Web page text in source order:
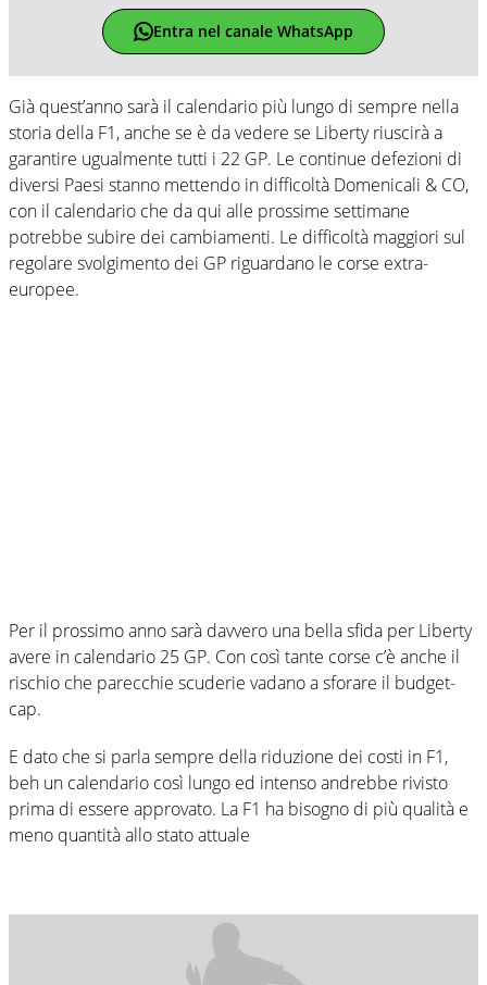
Entra nel canale WhatsApp
Già quest’anno sarà il calendario più lungo di sempre nella
storia della F1, anche se è da vedere se Liberty riuscirà a
garantire ugualmente tutti i 22 GP. Le continue defezioni di
diversi Paesi stanno mettendo in difficoltà Domenicali & CO,
con il calendario che da qui alle prossime settimane
potrebbe subire dei cambiamenti. Le difficoltà maggiori sul
regolare svolgimento dei GP riguardano le corse extra-
europee.
Per il prossimo anno sarà davvero una bella sfida per Liberty
avere in calendario 25 GP. Con così tante corse c’è anche il
rischio che parecchie scuderie vadano a sforare il budget-
cap.
E dato che si parla sempre della riduzione dei costi in F1,
beh un calendario così lungo ed intenso andrebbe rivisto
prima di essere approvato. La F1 ha bisogno di più qualità e
meno quantità allo stato attuale